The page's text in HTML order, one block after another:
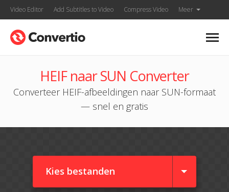
Video Editor Add Subtitles to Video Compress Video Meer
HEIF naar SUN Converter
Converteer HEIF-afbeeldingen naar SUN-formaat
— snel en gratis
Kies bestanden